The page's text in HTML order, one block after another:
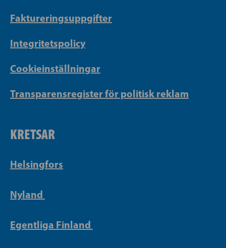
Faktureringsuppgifter
Integritetspolicy
Cookieinställningar
Transparensregister för politisk reklam
KRETSAR
Helsingfors
Nyland
Egentliga Finland